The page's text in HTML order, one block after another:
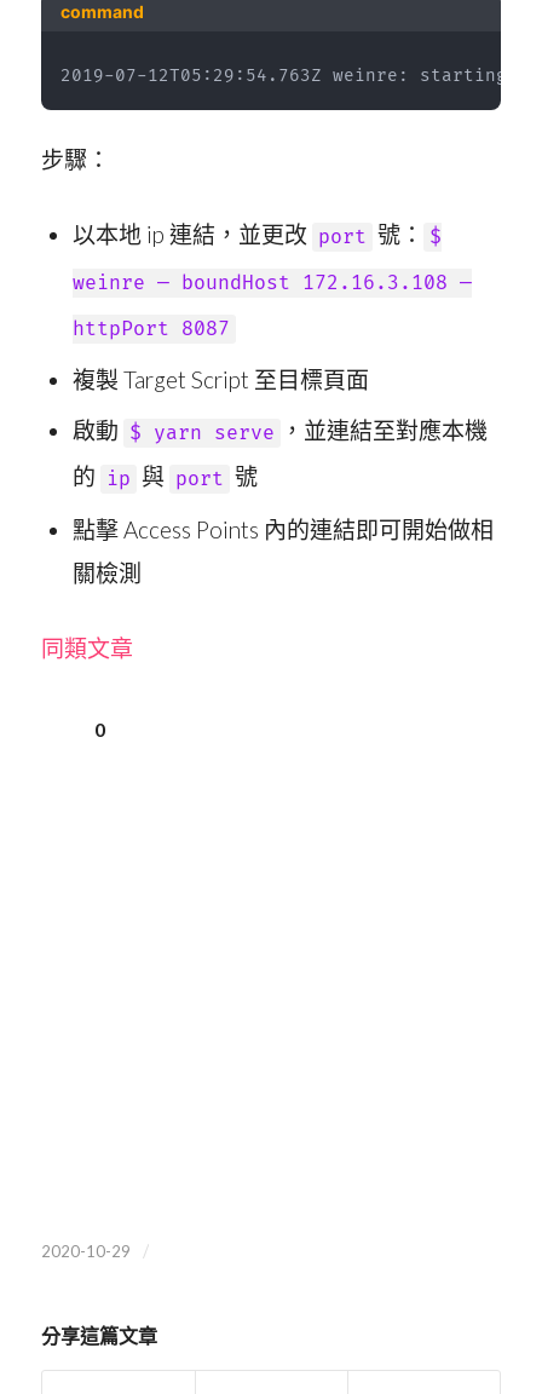
command
2019-07-12T05:29:54.763Z weinre: starting
步驟：
以本地 ip 連結，並更改 port 號：
$
weinre — boundHost 172.16.3.108 —
httpPort 8087
複製 Target Script 至目標頁面
啟動 $ yarn serve
，並連結至對應本機
的 ip 與 port 號
點擊 Access Points 內的連結即可開始做相
關檢測
同類文章
0
2020-10-29 /
分享這篇文章